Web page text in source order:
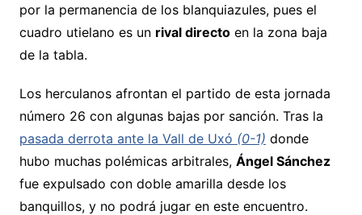
por la permanencia de los blanquiazules, pues el
cuadro utielano es un rival directoen la zona baja
de la tabla.
Los herculanos afrontan el partido de esta jornada
número 26 con algunas bajas por sanción. Tras la
pasada derrota ante la Vall de Uxó (0-1) donde
hubo muchas polémicas arbitrales, Ángel Sánchez
fue expulsado con doble amarilla desde los
banquillos, y no podrá jugar en este encuentro.